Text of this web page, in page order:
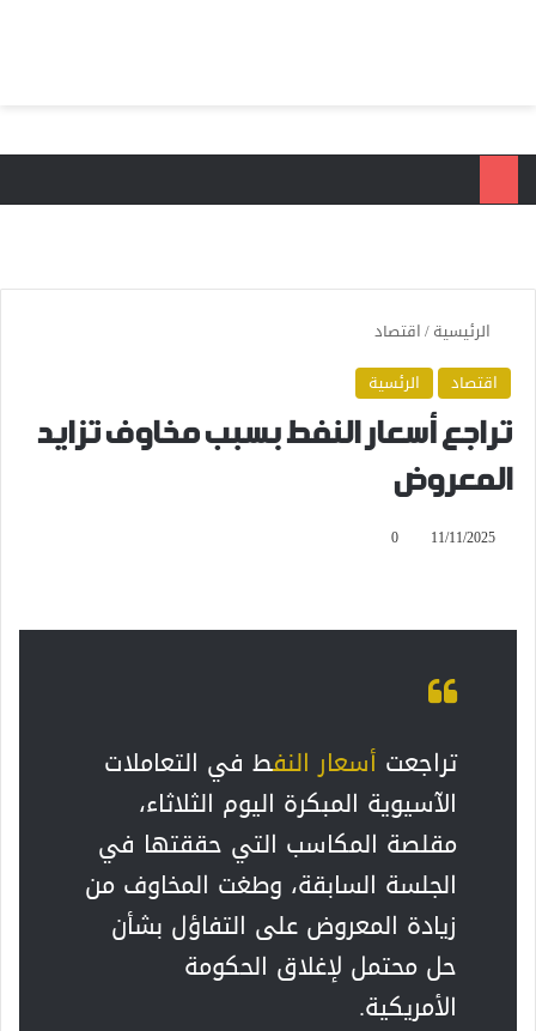
الرئيسية/اقتصاد
اقتصاد
الرئسية
تراجع أسعار النفط بسبب مخاوف تزايد
المعروض
11/11/2025
0
تراجعت أسعار النفط في التعاملات
الآسيوية المبكرة اليوم الثلاثاء،
مقلصة المكاسب التي حققتها في
الجلسة السابقة، وطغت المخاوف من
زيادة المعروض على التفاؤل بشأن
حل محتمل لإغلاق الحكومة
الأمريكية.